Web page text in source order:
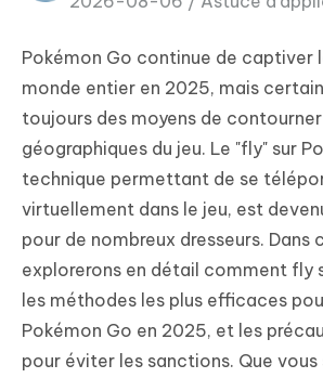
iAnyGo
Pokémon Go continue de captiver
monde entier en 2025, mais
toujours des moyens de
géographiques du jeu. Le "fly" sur
technique permettant de se
virtuellement dans le jeu, est
pour de nombreux dresseurs. Dans
explorerons en détail comment fly
les méthodes les plus efficaces
Pokémon Go en 2025, et les
pour éviter les sanctions. Que vous